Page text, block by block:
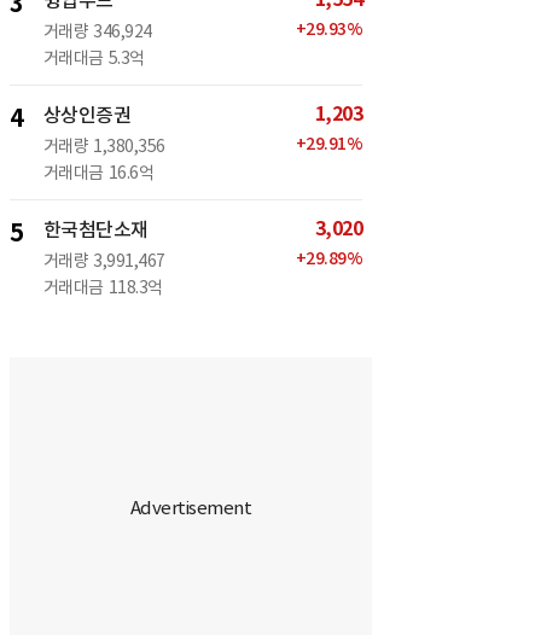
거래량 346,924
거래대금 5.3억
+29.93%
4 상상인증권
거래량 1,380,356
거래대금 16.6억
1,203
+29.91%
5 한국첨단소재
거래량 3,991,467
거래대금 118.3억
3,020
+29.89%